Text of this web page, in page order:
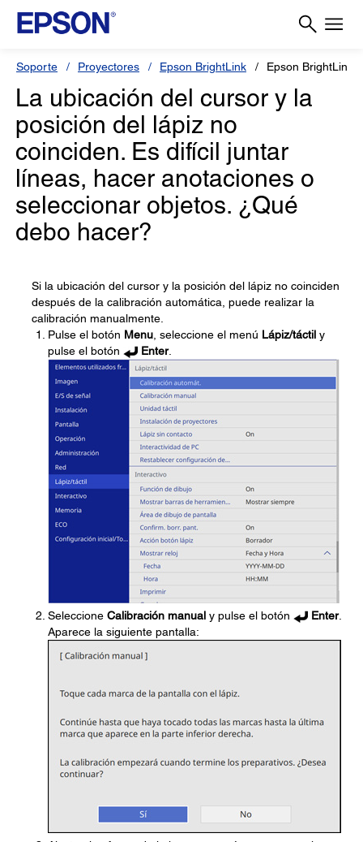
Soporte Proyectores Epson BrightLink Epson BrightLink
La ubicación del cursor y la
posición del lápiz no
coinciden. Es difícil juntar
líneas, hacer anotaciones o
seleccionar objetos. ¿Qué
debo hacer?
Si la ubicación del cursor y la posición del lápiz no coinciden
después de la calibración automática, puede realizar la
calibración manualmente.
Pulse el botón Menu , seleccione el menú Lápiz/táctil y
pulse el botón
Enter.
Seleccione Calibración manual y pulse el botón Enter.
Aparece la siguiente pantalla: